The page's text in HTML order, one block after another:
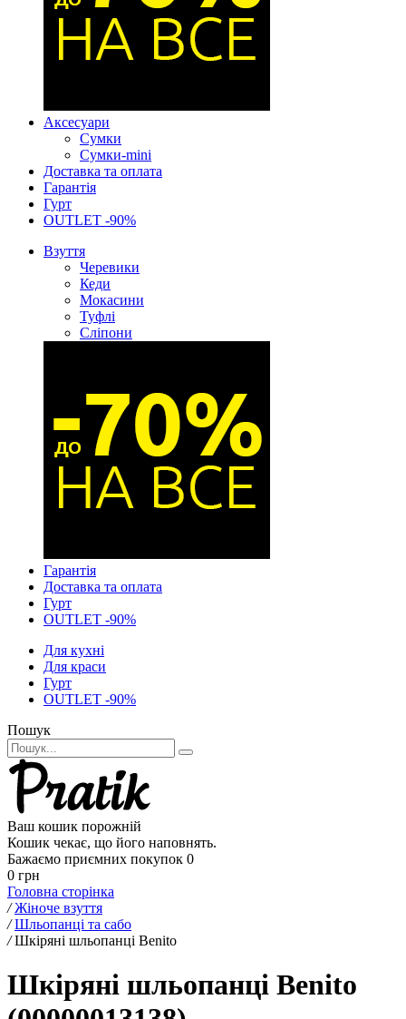
Аксесуари
Сумки
Сумки-mini
Доставка та оплата
Гарантія
Гурт
OUTLET -90%
Взуття
Черевики
Кеди
Мокасини
Туфлі
Сліпони
Гарантія
Доставка та оплата
Гурт
OUTLET -90%
Для кухні
Для краси
Гурт
OUTLET -90%
Пошук
Ваш кошик порожній
Кошик чекає, що його наповнять.
Бажаємо приємних покупок 0
0 грн
Головна сторінка
/ Жіноче взуття
/ Шльопанці та сабо
/ Шкіряні шльопанці Benito
Шкіряні шльопанці Benito